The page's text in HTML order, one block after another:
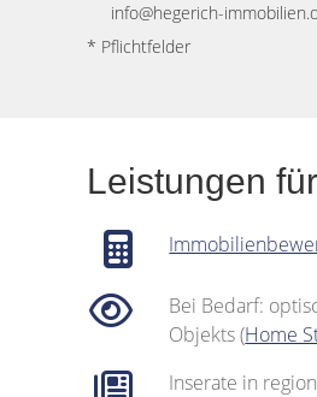
info@hegerich-
* Pflichtfelder
Leistungen
Bei Bedarf:
Objekts (Home
Inserate in